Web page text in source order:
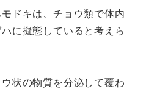
ドキは、チョウ類で体内
に擬態していると考えら
状の物質を分泌して覆わ